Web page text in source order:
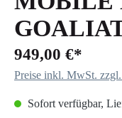
949,00 €*
Preise inkl. MwSt. zzgl.
Sofort verfügbar,